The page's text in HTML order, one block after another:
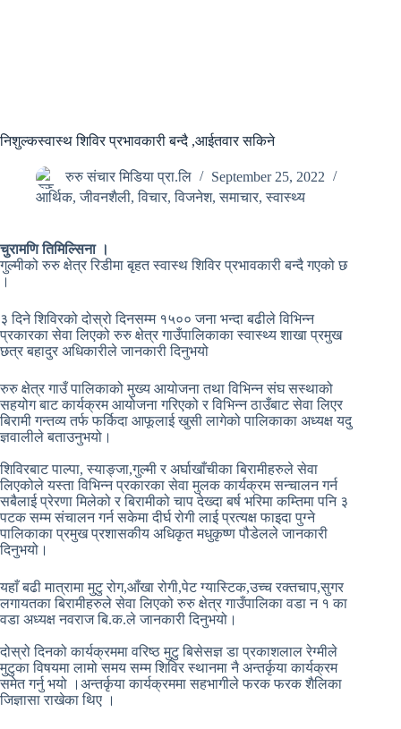
निशुल्कस्वास्थ शिविर प्रभावकारी बन्दै ,आईतवार सकिने
रुरु संचार मिडिया प्रा.लि
September 25, 2022
आर्थिक,जीवनशैली,विचार,विजनेश,समाचार,स्वास्थ्य
चुरामणि तिमिल्सिना ।
गुल्मीको रुरु क्षेत्र रिडीमा बृहत स्वास्थ शिविर प्रभावकारी बन्दै गएको छ
।
३ दिने शिविरको दोस्रो दिनसम्म १५०० जना भन्दा बढीले विभिन्न
प्रकारका सेवा लिएको रुरु क्षेत्र गाउँपालिकाका स्वास्थ्य शाखा प्रमुख
छत्र बहादुर अधिकारीले जानकारी दिनुभयो
रुरु क्षेत्र गाउँ पालिकाको मुख्य आयोजना तथा विभिन्न संघ सस्थाको
सहयोग बाट कार्यक्रम आयोजना गरिएको र विभिन्न ठाउँबाट सेवा लिएर
बिरामी गन्तव्य तर्फ फर्किदा आफूलाई खुसी लागेको पालिकाका अध्यक्ष यदु
ज्ञवालीले बताउनुभयो।
शिविरबाट पाल्पा, स्याङ्जा,गुल्मी र अर्घाखाँचीका बिरामीहरुले सेवा
लिएकोले यस्ता विभिन्न प्रकारका सेवा मुलक कार्यक्रम सन्चालन गर्न
सबैलाई प्रेरणा मिलेको र बिरामीको चाप देख्दा बर्ष भरिमा कम्तिमा पनि ३
पटक सम्म संचालन गर्न सकेमा दीर्घ रोगी लाई प्रत्यक्ष फाइदा पुग्ने
पालिकाका प्रमुख प्रशासकीय अधिकृत मधुकृष्ण पौडेलले जानकारी
दिनुभयो।
यहाँ बढी मात्रामा मुटु रोग,आँखा रोगी,पेट ग्यास्टिक,उच्च रक्तचाप,सुगर
लगायतका बिरामीहरुले सेवा लिएको रुरु क्षेत्र गाउँपालिका वडा न १ का
वडा अध्यक्ष नवराज बि.क.ले जानकारी दिनुभयो।
दोस्रो दिनको कार्यक्रममा वरिष्ठ मुटु बिसेसज्ञ डा प्रकाशलाल रेग्मीले
मुटुका विषयमा लामो समय सम्म शिविर स्थानमा नै अन्तर्कृया कार्यक्रम
समेत गर्नु भयो ।अन्तर्कृया कार्यक्रममा सहभागीले फरक फरक शैलिका
जिज्ञासा राखेका थिए ।